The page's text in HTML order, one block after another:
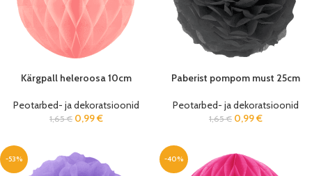
Kärgpall heleroosa 10cm
Peotarbed- ja dekoratsioonid
1,65€ 0,99€
Paberist pompom must 25cm
Peotarbed- ja dekoratsioonid
1,65€ 0,99€
-53% -40%